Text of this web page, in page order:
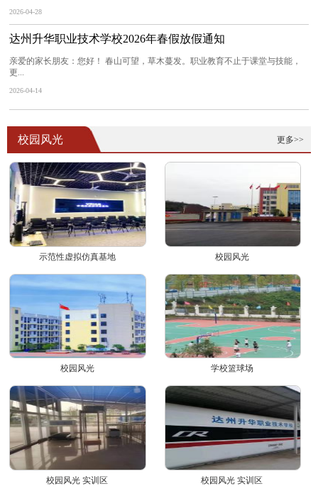
2026-04-28
达州升华职业技术学校2026年春假放假通知
亲爱的家长朋友：您好！ 春山可望，草木蔓发。职业教育不止于课堂与技能，
更...
2026-04-14
更多>>
校园风光
示范性虚拟仿真基地 校园风光
校园风光 学校篮球场
校园风光 实训区 校园风光 实训区